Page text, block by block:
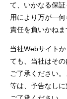
て、いかなる保
用により万が一
責任を負いかねま
当社Webサイト
ても、当社はそ
ご了承ください
等は、予告なし